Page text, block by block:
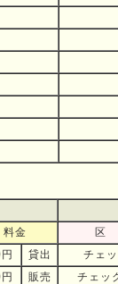
料金 区
貸出 チェ
販売 チェッ